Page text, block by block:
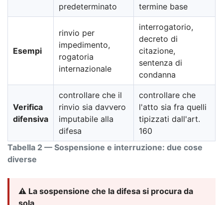
Tabella 2 — Sospensione e interruzione: due cose
diverse
predeterminato
termine base
Esempi
rinvio per
impedimento,
rogatoria
internazionale
interrogatorio,
decreto di
citazione,
sentenza di
condanna
Verifica
difensiva
controllare che il
rinvio sia davvero
imputabile alla
difesa
controllare che
l'atto sia fra quelli
tipizzati dall'art.
160
⚠️ La sospensione che la difesa si procura da
sola